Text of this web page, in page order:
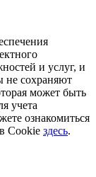
и услуг, и
не сохраняют
может быть
учета
ознакомиться
Cookie здесь.